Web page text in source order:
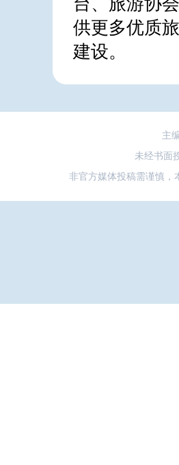
供更多优质
建设。
主
未经书面
非官方媒体投稿需谨慎，